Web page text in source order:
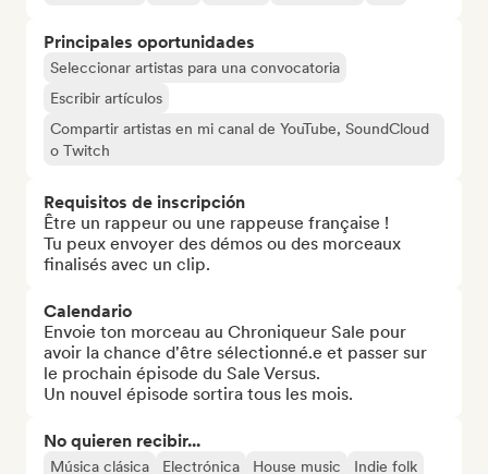
Principales oportunidades
Seleccionar artistas para una convocatoria
Escribir artículos
Compartir artistas en mi canal de YouTube, SoundCloud
o Twitch
Requisitos de inscripción
Être un rappeur ou une rappeuse française !
Tu peux envoyer des démos ou des morceaux
finalisés avec un clip.
Calendario
Envoie ton morceau au Chroniqueur Sale pour
avoir la chance d'être sélectionné.e et passer sur
le prochain épisode du Sale Versus.
Un nouvel épisode sortira tous les mois.
No quieren recibir...
Música clásica Electrónica House music
Indie folk